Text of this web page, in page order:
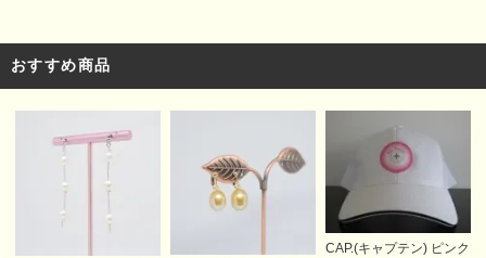
おすすめ商品
CAP.(キャプテン) ピンク